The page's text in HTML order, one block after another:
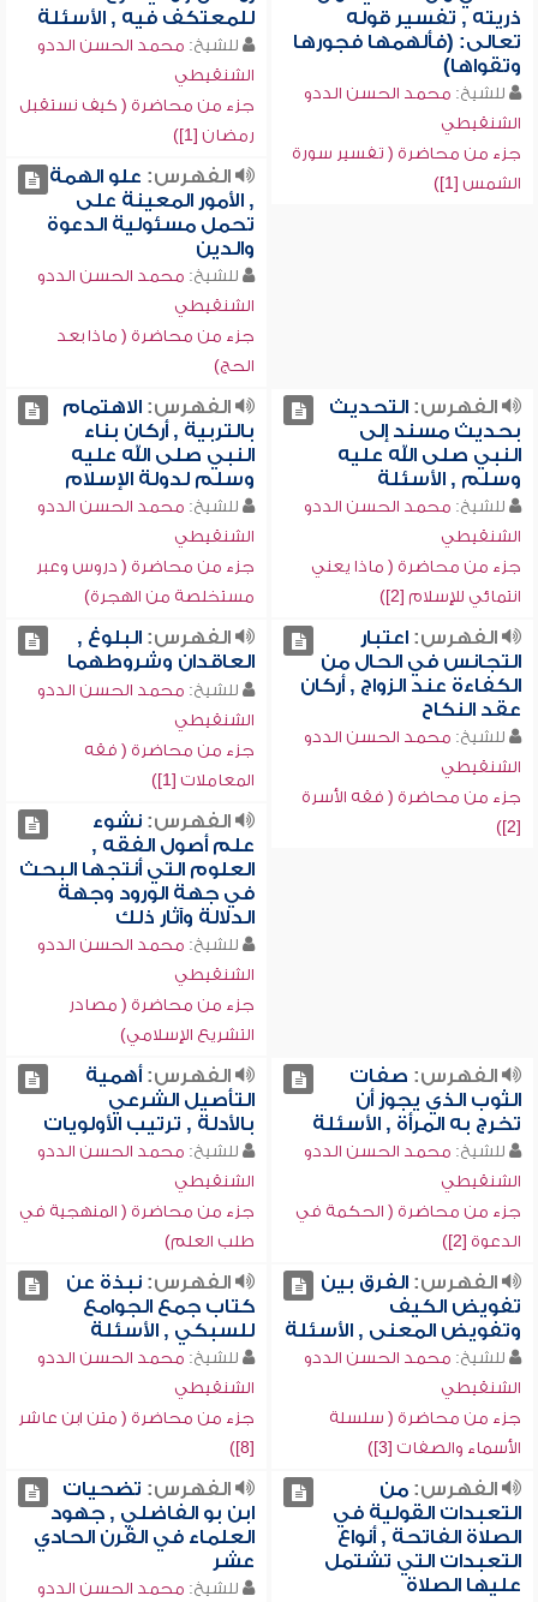
ذريته , تفسير قوله
تعالى: (فألهمها فجورها
وتقواها)
للشيخ: محمد الحسن الددو
الشنقيطي
جزء من محاضرة ( تفسير سورة
الشمس [1])
للمعتكف فيه , الأسئلة
للشيخ: محمد الحسن الددو
الشنقيطي
جزء من محاضرة ( كيف نستقبل
رمضان [1])
الفهرس: علو الهمة
, الأمور المعينة على
تحمل مسئولية الدعوة
والدين
للشيخ: محمد الحسن الددو
الشنقيطي
جزء من محاضرة ( ماذا بعد
الحج)
الفهرس:التحديث
بحديث مسند إلى
النبي صلى الله عليه
وسلم , الأسئلة
للشيخ: محمد الحسن الددو
الشنقيطي
جزء من محاضرة ( ماذا يعني
انتمائي للإسلام [2])
الفهرس:الاهتمام
بالتربية , أركان بناء
النبي صلى الله عليه
وسلم لدولة الإسلام
للشيخ: محمد الحسن الددو
الشنقيطي
جزء من محاضرة ( دروس وعبر
مستخلصة من الهجرة)
الفهرس:اعتبار
التجانس في الحال من
الكفاءة عند الزواج , أركان
عقد النكاح
للشيخ: محمد الحسن الددو
الشنقيطي
جزء من محاضرة ( فقه الأسرة
[2])
الفهرس:البلوغ ,
العاقدان وشروطهما
للشيخ: محمد الحسن الددو
الشنقيطي
جزء من محاضرة ( فقه
المعاملات [1])
الفهرس:نشوء
علم أصول الفقه ,
العلوم التي أنتجها البحث
في جهة الورود وجهة
الدلالة وآثار ذلك
للشيخ: محمد الحسن الددو
الشنقيطي
جزء من محاضرة ( مصادر
التشريع الإسلامي)
الفهرس: صفات
الثوب الذي يجوز أن
تخرج به المرأة , الأسئلة
للشيخ: محمد الحسن الددو
الشنقيطي
جزء من محاضرة ( الحكمة في
الدعوة [2])
الفهرس:أهمية
التأصيل الشرعي
بالأدلة , ترتيب الأولويات
للشيخ: محمد الحسن الددو
الشنقيطي
جزء من محاضرة ( المنهجية في
طلب العلم)
الفهرس:الفرق بين
تفويض الكيف
وتفويض المعنى , الأسئلة
للشيخ: محمد الحسن الددو
الشنقيطي
جزء من محاضرة ( سلسلة
الأسماء والصفات [3])
الفهرس:نبذة عن
كتاب جمع الجوامع
للسبكي , الأسئلة
للشيخ: محمد الحسن الددو
الشنقيطي
جزء من محاضرة ( متن ابن عاشر
[8])
الفهرس:من
التعبدات القولية في
الصلاة الفاتحة , أنواع
التعبدات التي تشتمل
عليها الصلاة
الفهرس: تضحيات
ابن بو الفاضلي , جهود
العلماء في القرن الحادي
عشر
للشيخ: محمد الحسن الددو